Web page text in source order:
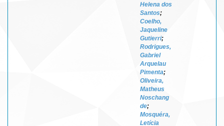
Helena dos
Santos;
Coelho,
Jaqueline
Gutierri;
Rodrigues,
Gabriel
Arquelau
Pimenta;
Oliveira,
Matheus
Noschang
de;
Mosquéra,
Letícia